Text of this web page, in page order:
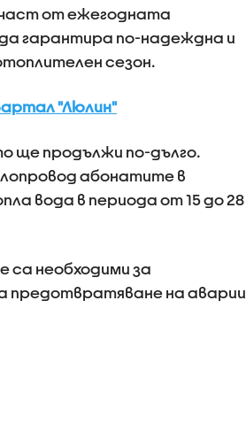
от ежегодната
гарантира по-надеждна и
сезон.
"Люлин"
ще продължи по-дълго.
абонатите в
вода в периода от 15 до 28
са необходими за
предотвратяване на аварии